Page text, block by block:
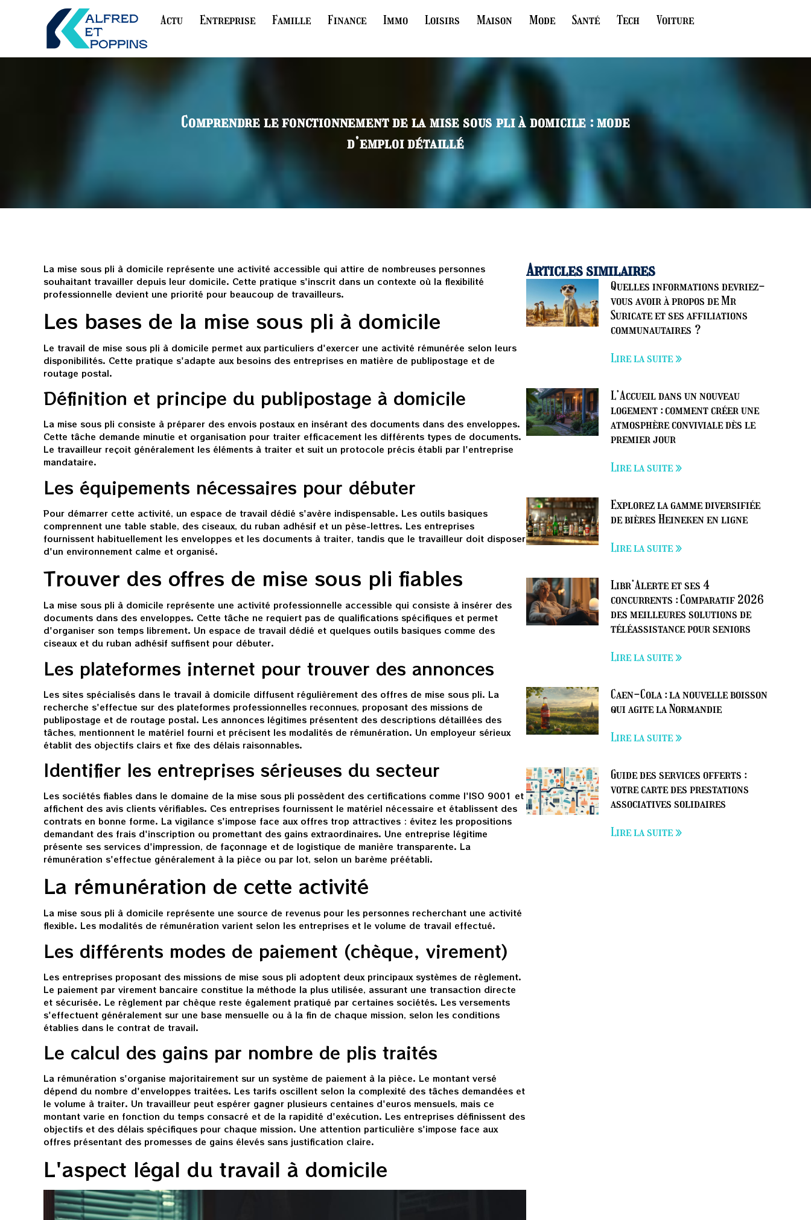
Actu Entreprise Famille Finance Immo Loisirs Maison Mode Santé Tech Voiture
Comprendre le fonctionnement de la mise sous pli à domicile : mode
d’emploi détaillé
La mise sous pli à domicile représente une activité accessible qui attire de nombreuses personnes
souhaitant travailler depuis leur domicile. Cette pratique s'inscrit dans un contexte où la flexibilité
professionnelle devient une priorité pour beaucoup de travailleurs.
Les bases de la mise sous pli à domicile
Le travail de mise sous pli à domicile permet aux particuliers d'exercer une activité rémunérée selon leurs
disponibilités. Cette pratique s'adapte aux besoins des entreprises en matière de publipostage et de
routage postal.
Définition et principe du publipostage à domicile
La mise sous pli consiste à préparer des envois postaux en insérant des documents dans des enveloppes.
Cette tâche demande minutie et organisation pour traiter efficacement les différents types de documents.
Le travailleur reçoit généralement les éléments à traiter et suit un protocole précis établi par l'entreprise
mandataire.
Les équipements nécessaires pour débuter
Pour démarrer cette activité, un espace de travail dédié s'avère indispensable. Les outils basiques
comprennent une table stable, des ciseaux, du ruban adhésif et un pèse-lettres. Les entreprises
fournissent habituellement les enveloppes et les documents à traiter, tandis que le travailleur doit disposer
d'un environnement calme et organisé.
Trouver des offres de mise sous pli fiables
La mise sous pli à domicile représente une activité professionnelle accessible qui consiste à insérer des
documents dans des enveloppes. Cette tâche ne requiert pas de qualifications spécifiques et permet
d'organiser son temps librement. Un espace de travail dédié et quelques outils basiques comme des
ciseaux et du ruban adhésif suffisent pour débuter.
Les plateformes internet pour trouver des annonces
Les sites spécialisés dans le travail à domicile diffusent régulièrement des offres de mise sous pli. La
recherche s'effectue sur des plateformes professionnelles reconnues, proposant des missions de
publipostage et de routage postal. Les annonces légitimes présentent des descriptions détaillées des
tâches, mentionnent le matériel fourni et précisent les modalités de rémunération. Un employeur sérieux
établit des objectifs clairs et fixe des délais raisonnables.
Identifier les entreprises sérieuses du secteur
Les sociétés fiables dans le domaine de la mise sous pli possèdent des certifications comme l'ISO 9001 et
affichent des avis clients vérifiables. Ces entreprises fournissent le matériel nécessaire et établissent des
contrats en bonne forme. La vigilance s'impose face aux offres trop attractives : évitez les propositions
demandant des frais d'inscription ou promettant des gains extraordinaires. Une entreprise légitime
présente ses services d'impression, de façonnage et de logistique de manière transparente. La
rémunération s'effectue généralement à la pièce ou par lot, selon un barème préétabli.
La rémunération de cette activité
La mise sous pli à domicile représente une source de revenus pour les personnes recherchant une activité
flexible. Les modalités de rémunération varient selon les entreprises et le volume de travail effectué.
Les différents modes de paiement (chèque, virement)
Les entreprises proposant des missions de mise sous pli adoptent deux principaux systèmes de règlement.
Le paiement par virement bancaire constitue la méthode la plus utilisée, assurant une transaction directe
et sécurisée. Le règlement par chèque reste également pratiqué par certaines sociétés. Les versements
s'effectuent généralement sur une base mensuelle ou à la fin de chaque mission, selon les conditions
établies dans le contrat de travail.
Le calcul des gains par nombre de plis traités
La rémunération s'organise majoritairement sur un système de paiement à la pièce. Le montant versé
dépend du nombre d'enveloppes traitées. Les tarifs oscillent selon la complexité des tâches demandées et
le volume à traiter. Un travailleur peut espérer gagner plusieurs centaines d'euros mensuels, mais ce
montant varie en fonction du temps consacré et de la rapidité d'exécution. Les entreprises définissent des
objectifs et des délais spécifiques pour chaque mission. Une attention particulière s'impose face aux
offres présentant des promesses de gains élevés sans justification claire.
L'aspect légal du travail à domicile
Articles similaires
Quelles informations devriez-
vous avoir à propos de Mr
Suricate et ses affiliations
communautaires ?
Lire la suite »
L’Accueil dans un nouveau
logement : comment créer une
atmosphère conviviale dès le
premier jour
Lire la suite »
Explorez la gamme diversifiée
de bières Heineken en ligne
Lire la suite »
Libr’Alerte et ses 4
concurrents : Comparatif 2026
des meilleures solutions de
téléassistance pour seniors
Lire la suite »
Caen-Cola : la nouvelle boisson
qui agite la Normandie
Lire la suite »
Guide des services offerts :
votre carte des prestations
associatives solidaires
Lire la suite »